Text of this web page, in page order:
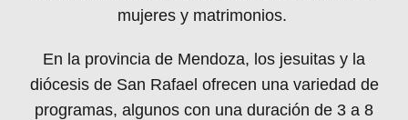
mujeres y matrimonios.
En la provincia de Mendoza, los jesuitas y la
diócesis de San Rafael ofrecen una variedad de
programas, algunos con una duración de 3 a 8